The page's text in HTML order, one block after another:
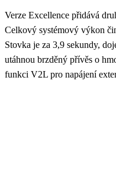
Verze Excellence přidává
Celkový systémový výkon
Stovka je za 3,9 sekundy,
utáhnou brzděný přívěs o
funkci V2L pro napájení